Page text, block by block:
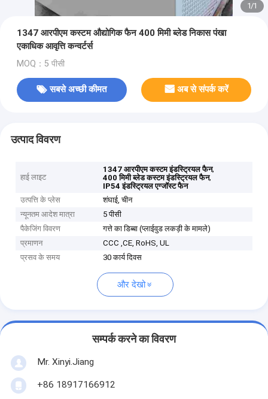
1/1
1347 आरपीएम कस्टम औद्योगिक फैन 400 मिमी ब्लेड निकास पंखा
एकाधिक आवृत्ति कन्वर्टर्स
MOQ：5 पीसी
सबसे अच्छी कीमत अब से संपर्क करें
उत्पाद विवरण
हाई लाइट
1347 आरपीएम कस्टम इंडस्ट्रियल फैन,
400 मिमी ब्लेड कस्टम इंडस्ट्रियल फैन,
IP54 इंडस्ट्रियल एग्जॉस्ट फैन
उत्पत्ति के प्लेस
शंघाई, चीन
न्यूनतम आदेश मात्रा
5 पीसी
पैकेजिंग विवरण
गत्ते का डिब्बा (प्लाईवुड लकड़ी के मामले)
प्रमाणन
CCC ,CE, RoHS, UL
प्रसव के समय
30 कार्य दिवस
और देखो
सम्पर्क करने का विवरण
Mr. Xinyi.Jiang
+86 18917166912